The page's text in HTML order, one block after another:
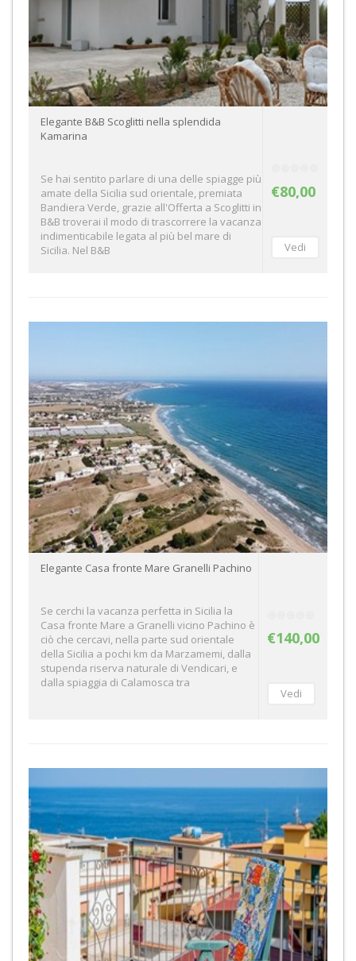
€80,00
Elegante B&B Scoglitti nella splendida
Kamarina
Se hai sentito parlare di una delle spiagge più
amate della Sicilia sud orientale, premiata
Bandiera Verde, grazie all'Offerta a Scoglitti in
B&B troverai il modo di trascorrere la vacanza
indimenticabile legata al più bel mare di
Sicilia. Nel B&B
€140,00
Elegante Casa fronte Mare Granelli Pachino
Se cerchi la vacanza perfetta in Sicilia la
Casa fronte Mare a Granelli vicino Pachino è
ciò che cercavi, nella parte sud orientale
della Sicilia a pochi km da Marzamemi, dalla
stupenda riserva naturale di Vendicari, e
dalla spiaggia di Calamosca tra